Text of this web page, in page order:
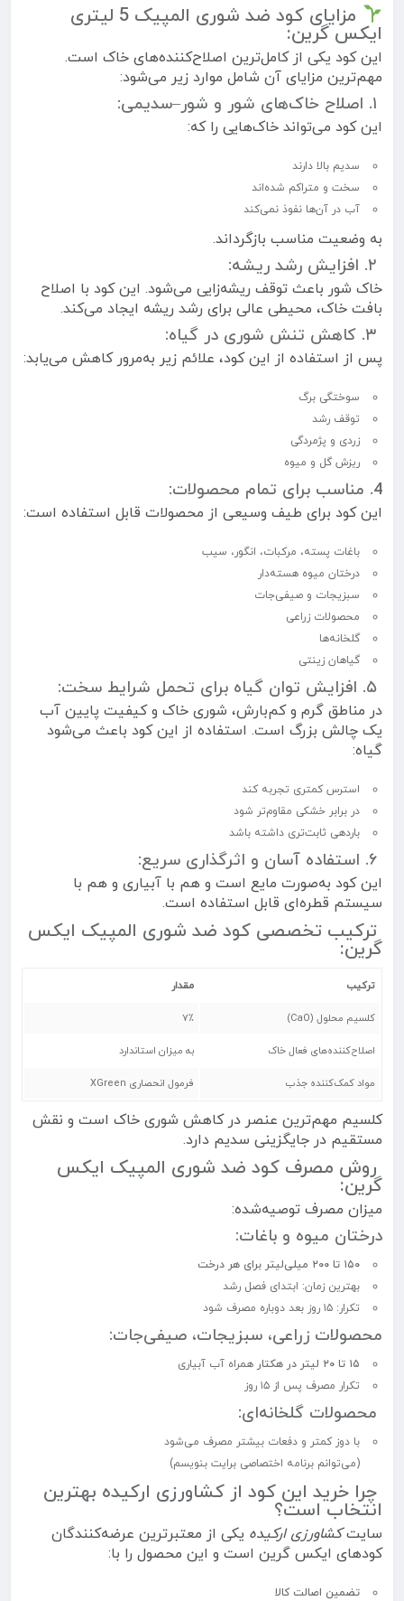
مزایای کود ضد شوری المپیک 5 لیتری
ایکس گرین:
این کود یکی از کامل‌ترین اصلاح‌کننده‌های خاک است.
مهم‌ترین مزایای آن شامل موارد زیر می‌شود:
این کود می‌تواند خاک‌هایی را که:
سدیم بالا دارند
سخت و متراکم شده‌اند
آب در آن‌ها نفوذ نمی‌کند
به وضعیت مناسب بازگرداند.
خاک شور باعث توقف ریشه‌زایی می‌شود. این کود با اصلاح
بافت خاک، محیطی عالی برای رشد ریشه ایجاد می‌کند.
پس از استفاده از این کود، علائم زیر به‌مرور کاهش می‌یابد:
سوختگی برگ
توقف رشد
زردی و پژمردگی
ریزش گل و میوه
4. مناسب برای تمام محصولات:
این کود برای طیف وسیعی از محصولات قابل استفاده است:
باغات پسته، مرکبات، انگور، سیب
درختان میوه هسته‌دار
سبزیجات و صیفی‌جات
محصولات زراعی
گلخانه‌ها
گیاهان زینتی
در مناطق گرم و کم‌بارش، شوری خاک و کیفیت پایین آب
یک چالش بزرگ است. استفاده از این کود باعث می‌شود
گیاه:
استرس کمتری تجربه کند
در برابر خشکی مقاوم‌تر شود
باردهی ثابت‌تری داشته باشد
این کود به‌صورت مایع است و هم با آبیاری و هم با
سیستم قطره‌ای قابل استفاده است.
ترکیب تخصصی کود ضد شوری المپیک ایکس
گرین:
ترکیب مقدار
کلسیم محلول (CaO) ۷٪
اصلاح‌کننده‌های فعال خاک به میزان استاندارد
مواد کمک‌کننده جذب فرمول انحصاری XGreen
کلسیم مهم‌ترین عنصر در کاهش شوری خاک است و نقش
مستقیم در جایگزینی سدیم دارد.
روش مصرف کود ضد شوری المپیک ایکس
گرین:
میزان مصرف توصیه‌شده:
درختان میوه و باغات:
۱۵۰ تا ۲۰۰ میلی‌لیتر برای هر درخت
بهترین زمان: ابتدای فصل رشد
تکرار: ۱۵ روز بعد دوباره مصرف شود
محصولات زراعی، سبزیجات، صیفی‌جات:
۱۵ تا ۲۰ لیتر در هکتار
همراه آب آبیاری
تکرار مصرف پس از ۱۵ روز
محصولات گلخانه‌ای:
با دوز کمتر و دفعات بیشتر مصرف می‌شود
(می‌توانم برنامه اختصاصی برایت بنویسم)
چرا خرید این کود از کشاورزی ارکیده بهترین
انتخاب است؟
سایتکشاورزی ارکیده یکی از معتبرترین عرضه‌کنندگان
کودهای ایکس گرین است و این محصول را با:
تضمین اصالت کالا